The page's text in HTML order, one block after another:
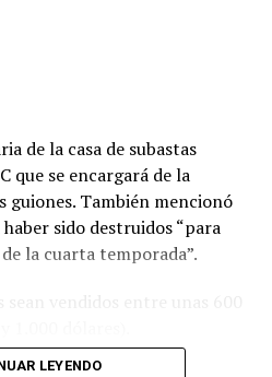
de la casa de subastas
que se encargará de la
guiones. También mencionó
sido destruidos “para
la cuarta temporada”.
LEYENDO